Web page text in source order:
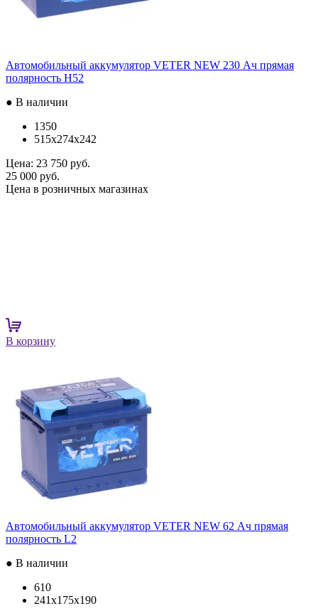
Автомобильный аккумулятор VETER NEW 230 Ач прямая
полярность H52
● В наличии
1350
515x274x242
Цена: 23 750 руб.
25 000 руб.
Цена в розничных магазинах
В корзину
Автомобильный аккумулятор VETER NEW 62 Ач прямая
полярность L2
● В наличии
610
241x175x190